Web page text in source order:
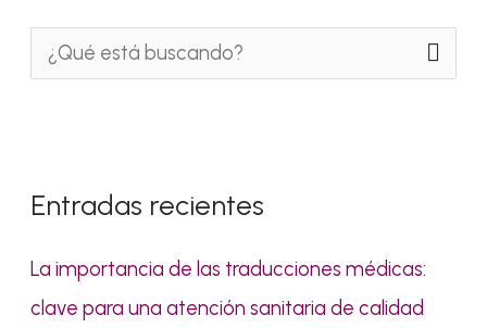
a
r
p
Entradas recientes
La importancia de las traducciones médicas:
clave para una atención sanitaria de calidad